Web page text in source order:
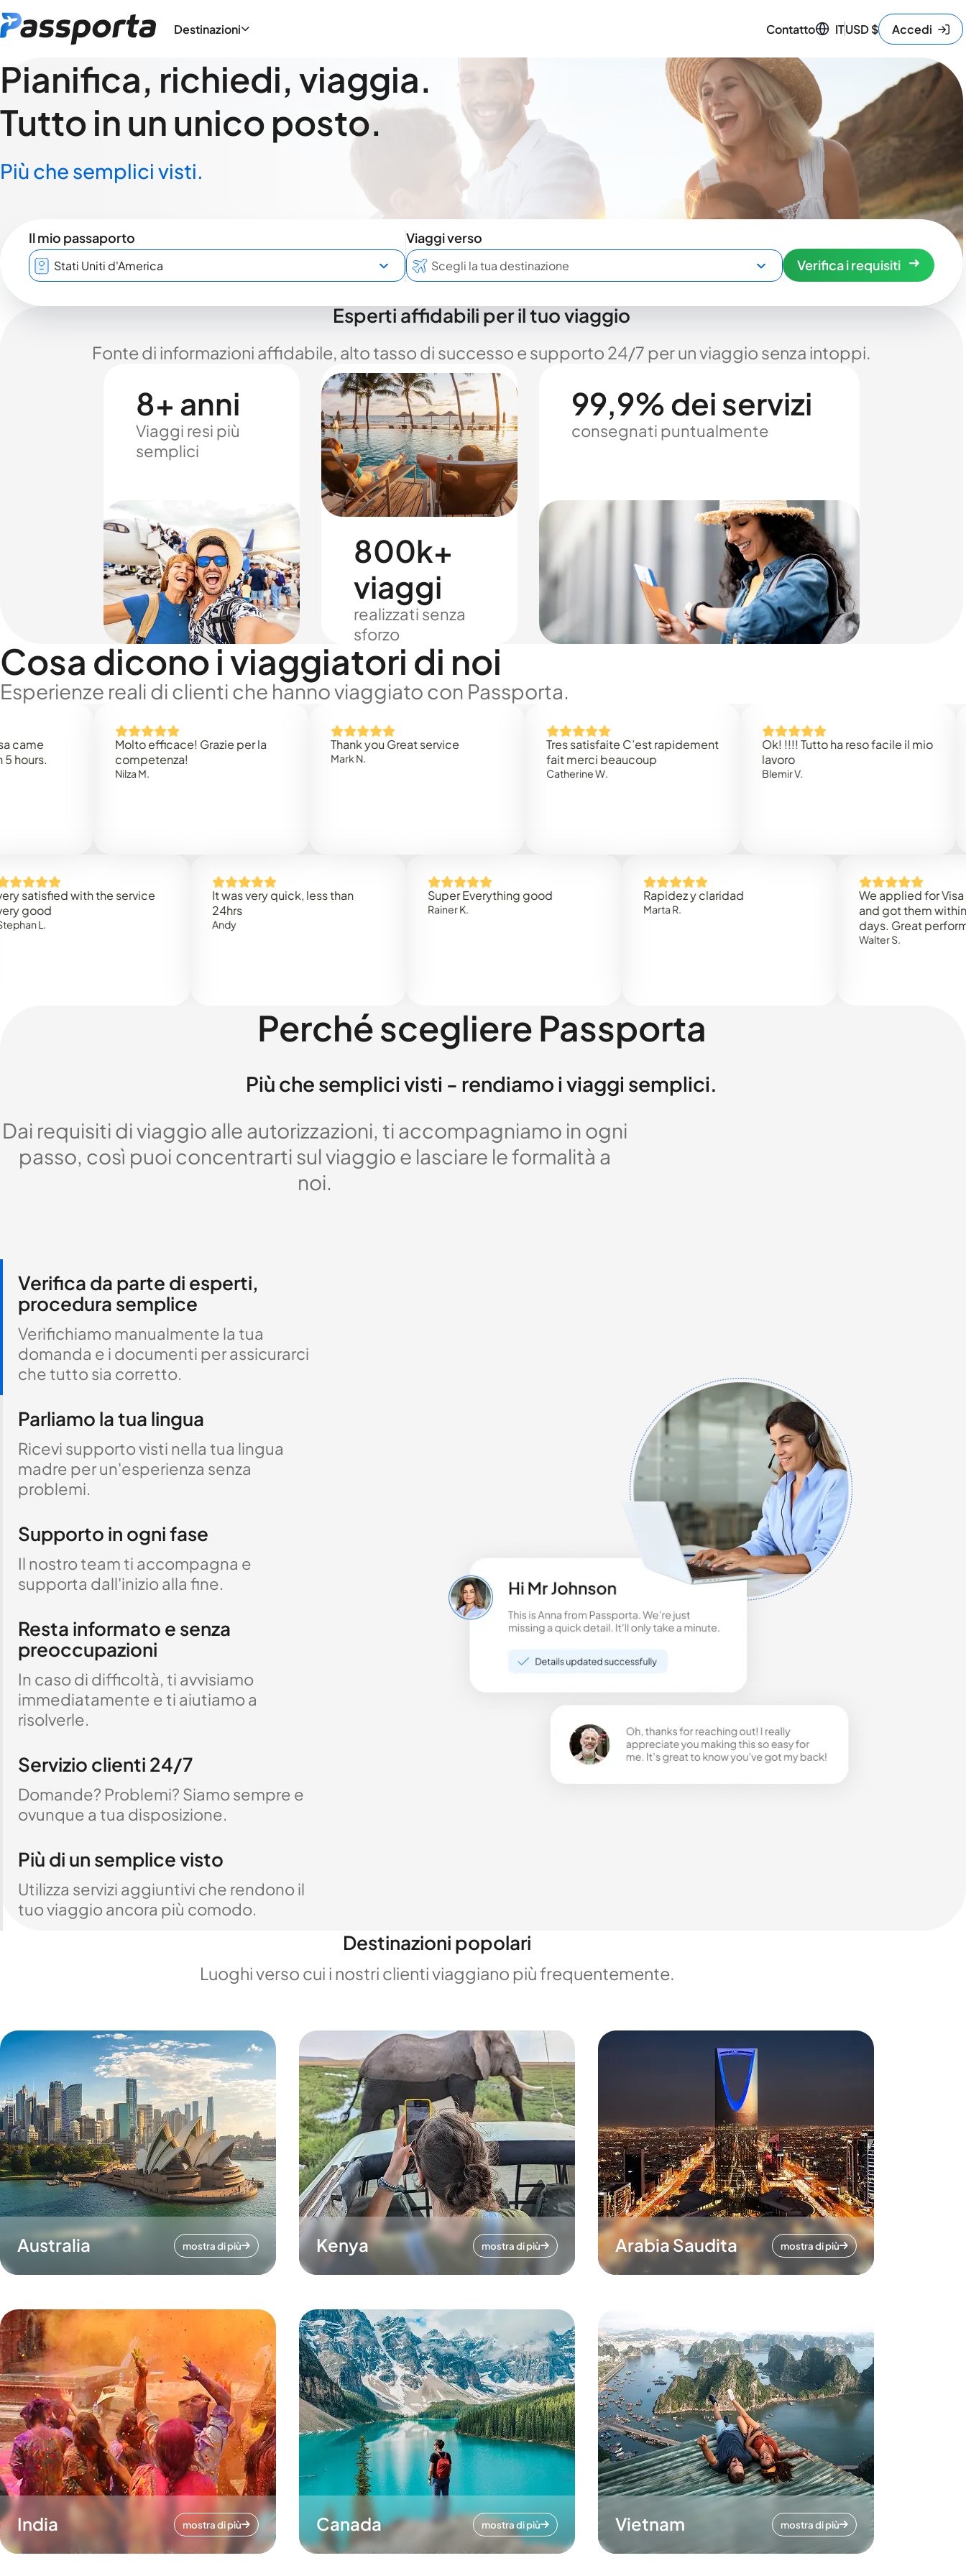
Destinazioni Contatto ITUSD$ Accedi
Pianifica, richiedi, viaggia.
Tutto in un unico posto.
Più che semplici visti.
Il mio passaporto
Viaggi verso
Verifica i requisiti
Esperti affidabili per il tuo viaggio
Fonte di informazioni affidabile, alto tasso di successo e supporto 24/7 per un viaggio senza intoppi.
8+ anni
Viaggi resi più
semplici
800k+
viaggi
realizzati senza
sforzo
99,9% dei servizi
consegnati puntualmente
Cosa dicono i viaggiatori di noi
Esperienze reali di clienti che hanno viaggiato con Passporta.
Molto efficace! Grazie per la
competenza!
Thank you Great service
Tres satisfaite C’est rapidement
fait merci beaucoup
Catherine W.
Ok! !!!! Tutto ha reso facile il mio
with the service
It was very quick, less than
Super Everything good Rapidez y claridad
We applied for Visa to
and got them within 3
days. Great performance!
Walter S.
Perché scegliere Passporta
Più che semplici visti - rendiamo i viaggi semplici.
Dai requisiti di viaggio alle autorizzazioni, ti accompagniamo in ogni
passo, così puoi concentrarti sul viaggio e lasciare le formalità a
noi.
Verifica da parte di esperti,
procedura semplice
Verifichiamo manualmente la tua
domanda e i documenti per assicurarci
che tutto sia corretto.
Parliamo la tua lingua
Ricevi supporto visti nella tua lingua
madre per un'esperienza senza
problemi.
Supporto in ogni fase
Il nostro team ti accompagna e
supporta dall'inizio alla fine.
Resta informato e senza
preoccupazioni
In caso di difficoltà, ti avvisiamo
immediatamente e ti aiutiamo a
risolverle.
Servizio clienti 24/7
Domande? Problemi? Siamo sempre e
ovunque a tua disposizione.
Più di un semplice visto
Utilizza servizi aggiuntivi che rendono il
tuo viaggio ancora più comodo.
Destinazioni popolari
Luoghi verso cui i nostri clienti viaggiano più frequentemente.
Australia mostra di più Kenya mostra di più Arabia Saudita mostra di più
India mostra di più Canada mostra di più Vietnam mostra di più